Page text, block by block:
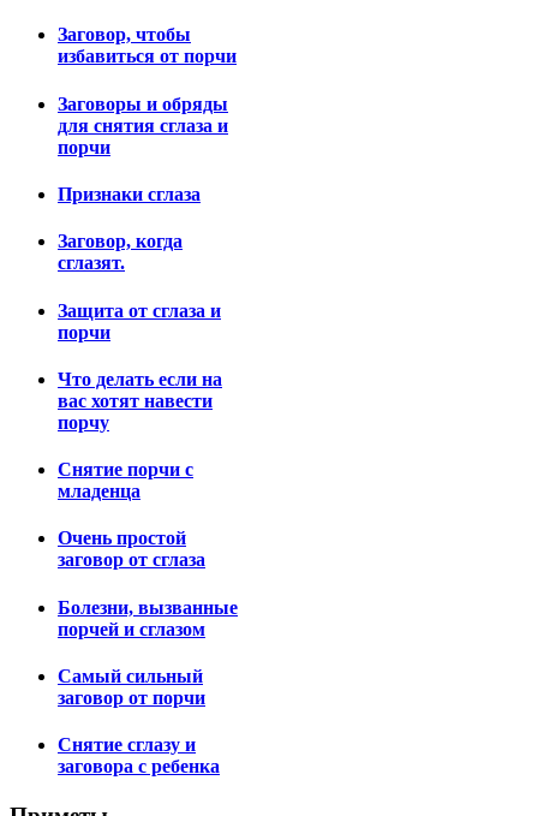
Заговор, чтобы
избавиться от порчи
Заговоры и обряды
для снятия сглаза и
порчи
Признаки сглаза
Заговор, когда
сглазят.
Защита от сглаза и
порчи
Что делать если на
вас хотят навести
порчу
Снятие порчи с
младенца
Очень простой
заговор от сглаза
Болезни, вызванные
порчей и сглазом
Самый сильный
заговор от порчи
Снятие сглазу и
заговора с ребенка